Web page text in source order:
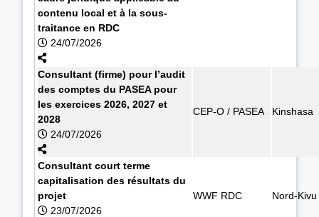
contenu local et à la sous-
traitance en RDC
24/07/2026
Consultant (firme) pour l’audit
des comptes du PASEA pour
les exercices 2026, 2027 et
2028
24/07/2026
CEP-O / PASEA Kinshasa
Consultant court terme
capitalisation des résultats du
projet
23/07/2026
WWF RDC Nord-Kivu